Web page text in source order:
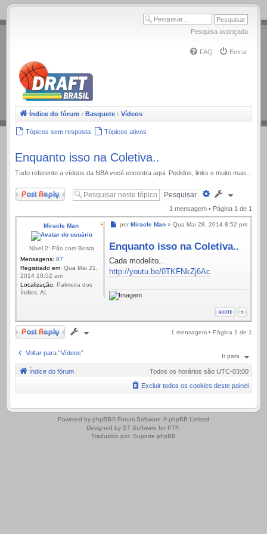
.
Pesquisa avançada
FAQ Entrar
Índice do fórum ‹ Basquete ‹ Vídeos
Tópicos sem resposta Tópicos ativos
Enquanto isso na Coletiva..
Tudo referente a ví­deos da NBA você encontra aqui. Pedidos, links e muito mais...
Responder
Pesquisa
avançada
1 mensagem • Página 1 de 1
Miracle Man
Nível 2: Pão com Bosta
Mensagens: 87
Registrado em: Qua Mai 21,
2014 10:52 am
Localização: Palmeira dos
Índios, AL
Mensagem
por Miracle Man » Qua Mai 28, 2014 8:52 pm
Enquanto isso na Coletiva..
Cada modelito..
http://youtu.be/0TKFNkZj6Ac
Responder 1 mensagem • Página 1 de 1
Voltar para “Vídeos” Ir para
Índice do fórum Todos os horários são UTC-03:00
Excluir todos os cookies deste painel
.
Powered by phpBB® Forum Software © phpBB Limited
Designed by ST Software for PTF
Traduzido por: Suporte phpBB